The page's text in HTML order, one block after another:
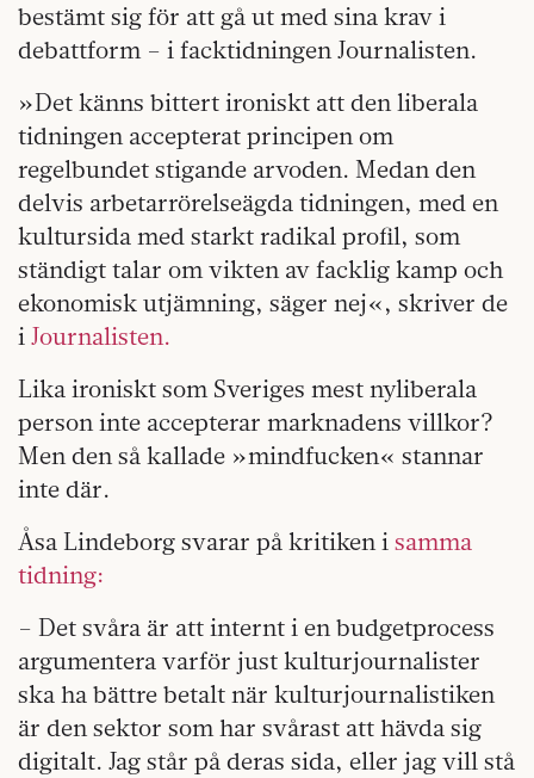
bestämt sig för att gå ut med sina krav i
debattform – i facktidningen Journalisten.
»Det känns bittert ironiskt att den liberala
tidningen accepterat principen om
regelbundet stigande arvoden. Medan den
delvis arbetarrörelseägda tidningen, med en
kultursida med starkt radikal profil, som
ständigt talar om vikten av facklig kamp och
ekonomisk utjämning, säger nej«‚ skriver de
i Journalisten.
Lika ironiskt som Sveriges mest nyliberala
person inte accepterar marknadens villkor?
Men den så kallade »mindfucken« stannar
inte där.
Åsa Lindeborg svarar på kritiken i samma
tidning:
– Det svåra är att internt i en budgetprocess
argumentera varför just kulturjournalister
ska ha bättre betalt när kulturjournalistiken
är den sektor som har svårast att hävda sig
digitalt. Jag står på deras sida, eller jag vill stå